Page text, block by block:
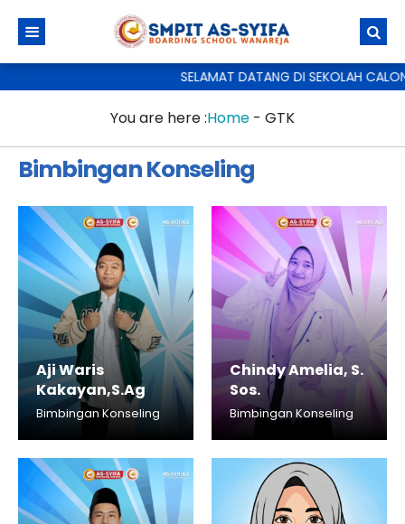
SELAMAT DATANG DI SEKOLAH
You are here :Home - GTK
Bimbingan Konseling
Aji Waris
Kakayan,S.Ag
Bimbingan Konseling
Chindy Amelia, S.
Sos.
Bimbingan Konseling